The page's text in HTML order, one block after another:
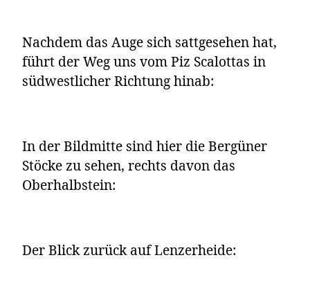
Nachdem das Auge sich sattgesehen hat,
führt der Weg uns vom Piz Scalottas in
südwestlicher Richtung hinab:
In der Bildmitte sind hier die Bergüner
Stöcke zu sehen, rechts davon das
Oberhalbstein:
Der Blick zurück auf Lenzerheide: